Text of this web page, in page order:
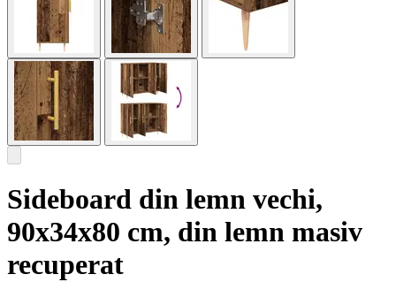
Sideboard din lemn vechi,
90x34x80 cm, din lemn masiv
recuperat